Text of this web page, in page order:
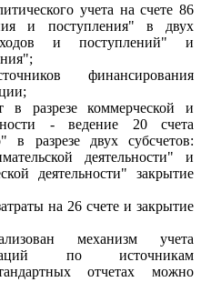
учета на счете 86
и поступления" в двух
и поступлений" и
финансирования
в разрезе коммерческой и
- ведение 20 счета
в разрезе двух субсчетов:
деятельности" и
деятельности" закрытие
на 26 счете и закрытие
механизм учета
по источникам
отчетах можно